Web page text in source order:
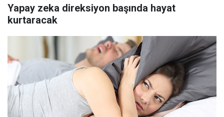
Yapay zeka direksiyon başında hayat
kurtaracak